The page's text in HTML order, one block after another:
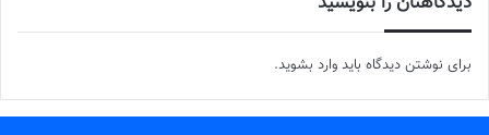
برای نوشتن دیدگاه باید وارد بشوید.